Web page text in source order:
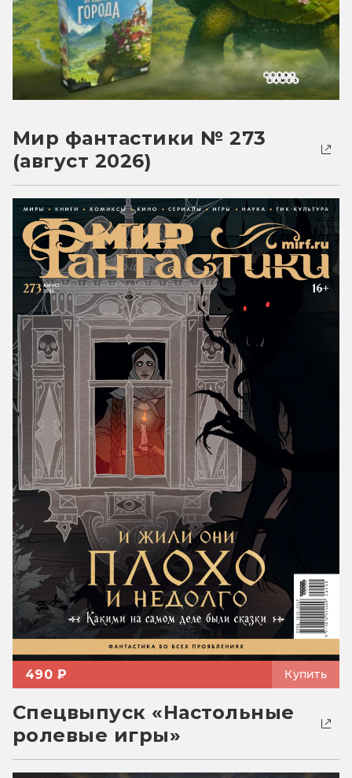
Мир фантастики № 273
(август 2026)
490 ₽ Купить
Спецвыпуск «Настольные
ролевые игры»